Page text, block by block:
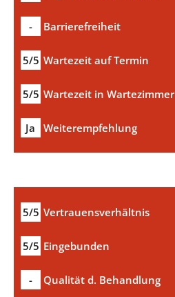
- Barrierefreiheit
5/5 Wartezeit auf Termin
5/5 Wartezeit in Wartezimmer
Ja Weiterempfehlung
5/5 Vertrauensverhältnis
5/5 Eingebunden
- Qualität d. Behandlung